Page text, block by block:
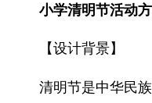
小学清明节活动
【设计背景】
清明节是中华民